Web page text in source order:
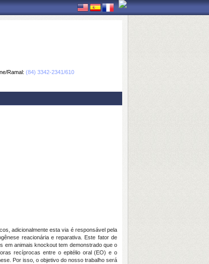
Ramal: (84) 3342-2341/610
adicionalmente esta via é responsável pela
reacionária e reparativa. Este fator de
em animais knockout tem demonstrado que o
recíprocas entre o epitélio oral (EO) e o
Por isso, o objetivo do nosso trabalho será